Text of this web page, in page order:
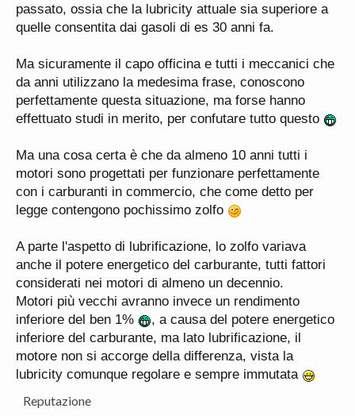
passato, ossia che la lubricity attuale sia superiore a
quelle consentita dai gasoli di es 30 anni fa.
Ma sicuramente il capo officina e tutti i meccanici che
da anni utilizzano la medesima frase, conoscono
perfettamente questa situazione, ma forse hanno
effettuato studi in merito, per confutare tutto questo
Ma una cosa certa è che da almeno 10 anni tutti i
motori sono progettati per funzionare perfettamente
con i carburanti in commercio, che come detto per
legge contengono pochissimo zolfo
A parte l'aspetto di lubrificazione, lo zolfo variava
anche il potere energetico del carburante, tutti fattori
considerati nei motori di almeno un decennio.
Motori più vecchi avranno invece un rendimento
inferiore del ben 1%
, a causa del potere energetico
inferiore del carburante, ma lato lubrificazione, il
motore non si accorge della differenza, vista la
lubricity comunque regolare e sempre immutata
Reputazione